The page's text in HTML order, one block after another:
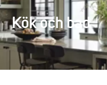
Kök och bad